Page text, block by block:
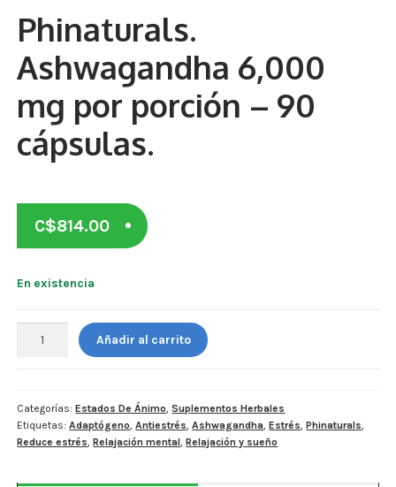
Cabello, Piel y Uñas
Sueño
Omega 3 Y Omega 369
Niños
Para Hombres
Multivitaminas Adultos 18 A 49 Años
Estados De Ánimo
Control Del Peso
Cocó March
Aminoácidos
Salud Visual
Phinaturals.
Ashwagandha 6,000
mg por porción – 90
cápsulas.
C$814.00
En existencia
Phinaturals.
Ashwagandha
6,000
por
porción
-
Añadir al carrito
Categorías:Estados De Ánimo,Suplementos Herbales
Etiquetas:Adaptógeno,Antiestrés,Ashwagandha,Estrés,Phinaturals,
Reduce estrés,Relajación mental,Relajación y sueño